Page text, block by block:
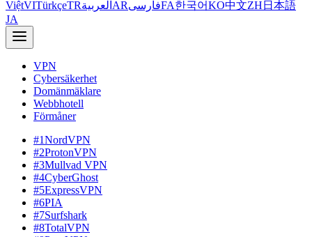
ViệtVITürkçeTRالعربية ARفارسیFA한국어KO中文ZH 日本語
JA
VPN
Cybersäkerhet
Domänmäklare
Webbhotell
Förmåner
#1NordVPN
#2ProtonVPN
#3Mullvad VPN
#4CyberGhost
#5ExpressVPN
#6PIA
#7Surfshark
#8TotalVPN